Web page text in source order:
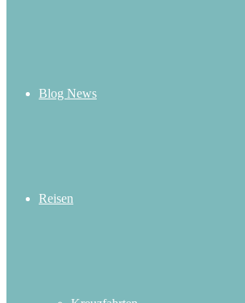
Blog News
Reisen